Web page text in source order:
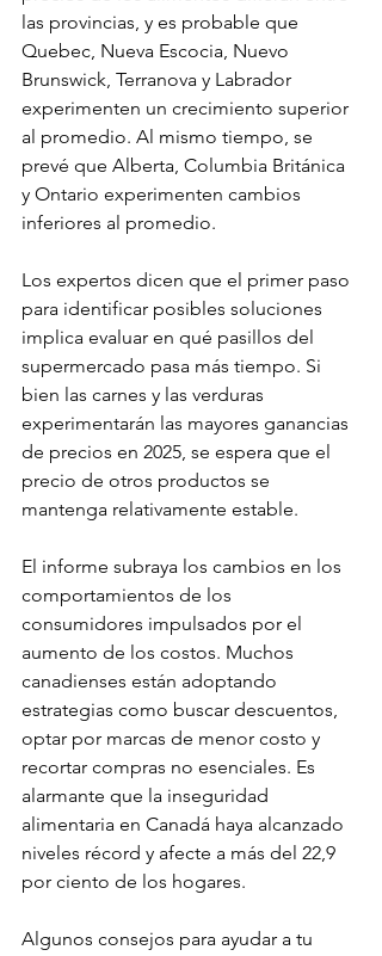
las provincias, y es probable que
Quebec, Nueva Escocia, Nuevo
Brunswick, Terranova y Labrador
experimenten un crecimiento superior
al promedio. Al mismo tiempo, se
prevé que Alberta, Columbia Británica
y Ontario experimenten cambios
inferiores al promedio.
Los expertos dicen que el primer paso
para identificar posibles soluciones
implica evaluar en qué pasillos del
supermercado pasa más tiempo. Si
bien las carnes y las verduras
experimentarán las mayores ganancias
de precios en 2025, se espera que el
precio de otros productos se
mantenga relativamente estable.
El informe subraya los cambios en los
comportamientos de los
consumidores impulsados ​​por el
aumento de los costos. Muchos
canadienses están adoptando
estrategias como buscar descuentos,
optar por marcas de menor costo y
recortar compras no esenciales. Es
alarmante que la inseguridad
alimentaria en Canadá haya alcanzado
niveles récord y afecte a más del 22,9
por ciento de los hogares.
Algunos consejos para ayudar a tu